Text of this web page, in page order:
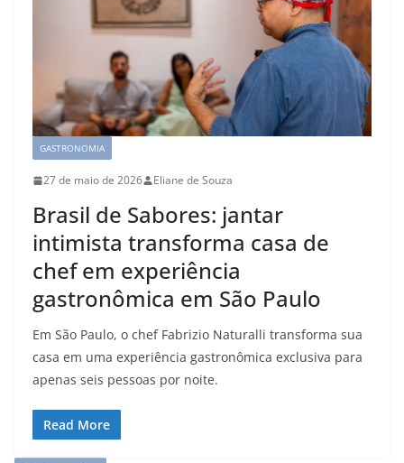
GASTRONOMIA
27 de maio de 2026 Eliane de Souza
Brasil de Sabores: jantar
intimista transforma casa de
chef em experiência
gastronômica em São Paulo
Em São Paulo, o chef Fabrizio Naturalli transforma sua
casa em uma experiência gastronômica exclusiva para
apenas seis pessoas por noite.
Read More